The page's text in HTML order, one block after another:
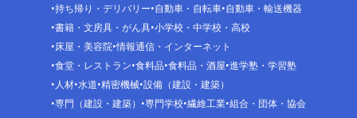
持ち帰り・デリバリー 自動車・自転車 自動車・輸送機器
書籍・文房具・がん具 小学校・中学校・高校
床屋・美容院 情報通信・インターネット
食堂・レストラン 食料品 食料品・酒屋 進学塾・学習塾
人材 水道 精密機械 設備（建設・建築）
専門（建設・建築）
専門学校 繊維工業 組合・団体・協会